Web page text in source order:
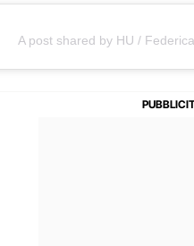
A post shared by HU /